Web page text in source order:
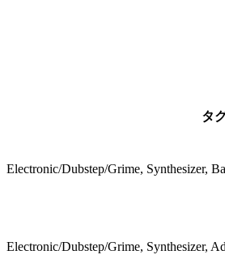
タ
Electronic/Dubstep/Grime, Synthesizer,
Electronic/Dubstep/Grime, Synthesizer,